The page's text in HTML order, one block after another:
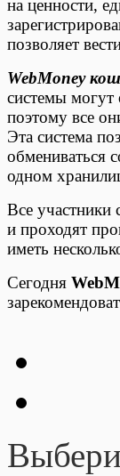
на ценности,
позволяет
WebMoney
системы могут
поэтому все
Эта система
обмениваться
одном
Все участники
и проходят
иметь
Сегодня